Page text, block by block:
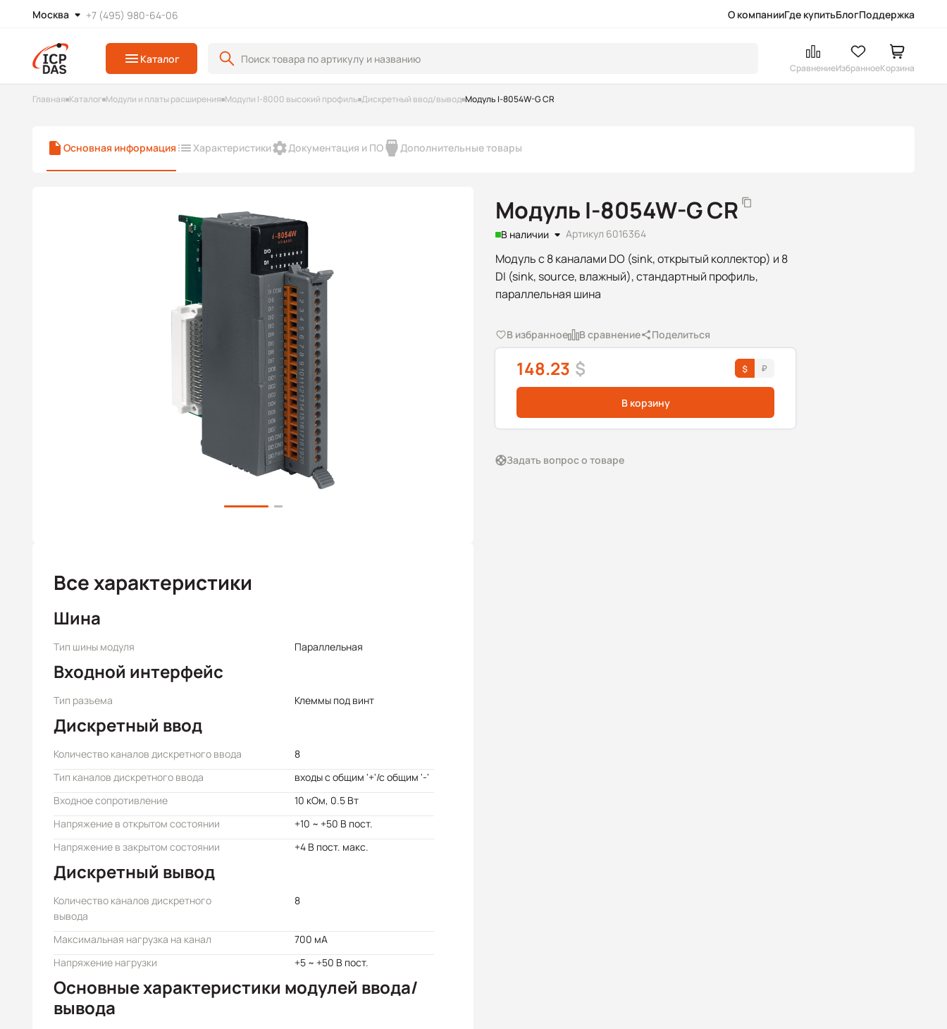
Москва +7 (495) 980-64-06 О компанииГде купитьБлогПоддержка
Каталог
СравнениеИзбранноеКорзина
Главная Каталог Модули и платы расширения Модули I-8000 высокий профиль Дискретный ввод/вывод Модуль I-8054W-G CR
Основная информация Характеристики Документация и ПО Дополнительные товары
Модуль I-8054W-G CR
В наличии Артикул 6016364
Модуль с 8 каналами DO (sink, открытый коллектор) и 8
DI (sink, source, влажный), стандартный профиль,
параллельная шина
В избранное В сравнение Поделиться
148.23 $
В корзину
Задать вопрос о товаре
Все характеристики
Шина
Тип шины модуля Параллельная
Входной интерфейс
Тип разъема Клеммы под винт
Дискретный ввод
Количество каналов дискретного ввода
8
Тип каналов дискретного ввода
входы с общим '+'/с общим '-'
Входное сопротивление
10 кОм, 0.5 Вт
Напряжение в открытом состоянии
+10 ~ +50 В пост.
Напряжение в закрытом состоянии
+4 В пост. макс.
Дискретный вывод
Количество каналов дискретного
вывода
8
Максимальная нагрузка на канал
700 мА
Напряжение нагрузки
+5 ~ +50 В пост.
Основные характеристики модулей ввода/
вывода